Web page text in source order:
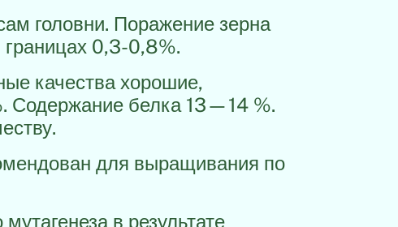
головни. Поражение зерна
0,3-0,8%.
качества хорошие,
Содержание белка 13—14 %.
для выращивания по
в результате